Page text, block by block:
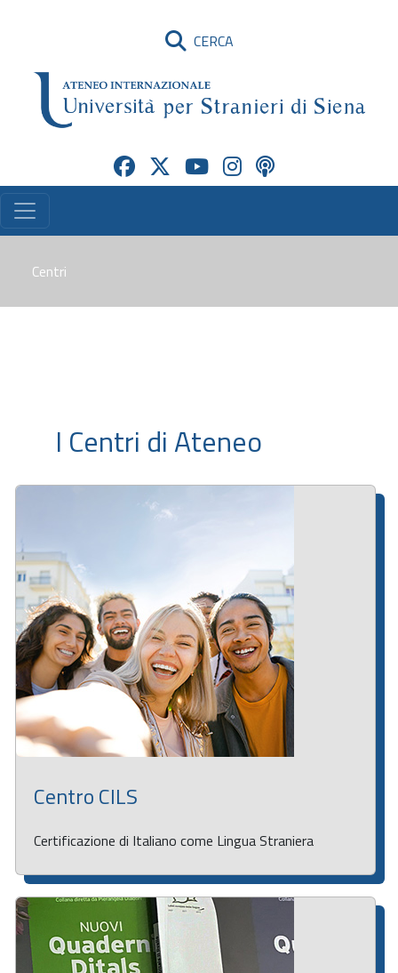
CERCA
Centri
I Centri di Ateneo
Centro CILS
Certificazione di Italiano come Lingua Straniera